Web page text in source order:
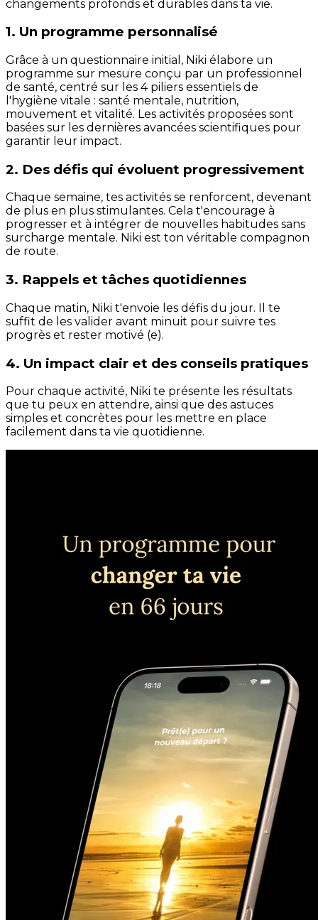
changements profonds et durables dans ta vie.
1. Un programme personnalisé
Grâce à un questionnaire initial, Niki élabore un
programme sur mesure conçu par un professionnel
de santé, centré sur les 4 piliers essentiels de
l'hygiène vitale : santé mentale, nutrition,
mouvement et vitalité. Les activités proposées sont
basées sur les dernières avancées scientifiques pour
garantir leur impact.
2. Des défis qui évoluent progressivement
Chaque semaine, tes activités se renforcent, devenant
de plus en plus stimulantes. Cela t'encourage à
progresser et à intégrer de nouvelles habitudes sans
surcharge mentale. Niki est ton véritable compagnon
de route.
3. Rappels et tâches quotidiennes
Chaque matin, Niki t'envoie les défis du jour. Il te
suffit de les valider avant minuit pour suivre tes
progrès et rester motivé (e).
4. Un impact clair et des conseils pratiques
Pour chaque activité, Niki te présente les résultats
que tu peux en attendre, ainsi que des astuces
simples et concrètes pour les mettre en place
facilement dans ta vie quotidienne.